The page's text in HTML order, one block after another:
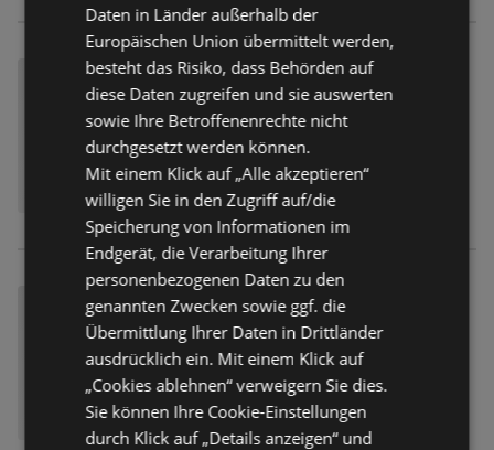
Daten in Länder außerhalb der
Europäischen Union übermittelt werden,
besteht das Risiko, dass Behörden auf
diese Daten zugreifen und sie auswerten
sowie Ihre Betroffenenrechte nicht
durchgesetzt werden können.
Mit einem Klick auf „Alle akzeptieren“
willigen Sie in den Zugriff auf/die
Speicherung von Informationen im
Endgerät, die Verarbeitung Ihrer
personenbezogenen Daten zu den
genannten Zwecken sowie ggf. die
Übermittlung Ihrer Daten in Drittländer
ausdrücklich ein. Mit einem Klick auf
„Cookies ablehnen“ verweigern Sie dies.
Sie können Ihre Cookie-Einstellungen
durch Klick auf „Details anzeigen“ und